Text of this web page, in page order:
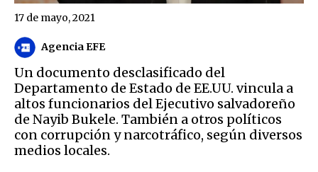
Agencia EFE
17 de mayo, 2021
Un documento desclasificado del
Departamento de Estado de EE.UU. vincula a
altos funcionarios del Ejecutivo salvadoreño
de Nayib Bukele. También a otros políticos
con corrupción y narcotráfico, según diversos
medios locales.